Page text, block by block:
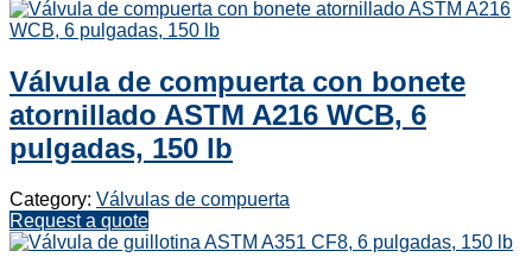
Válvula de compuerta con bonete
atornillado ASTM A216 WCB, 6
pulgadas, 150 lb
Category: Válvulas de compuerta
Request a quote